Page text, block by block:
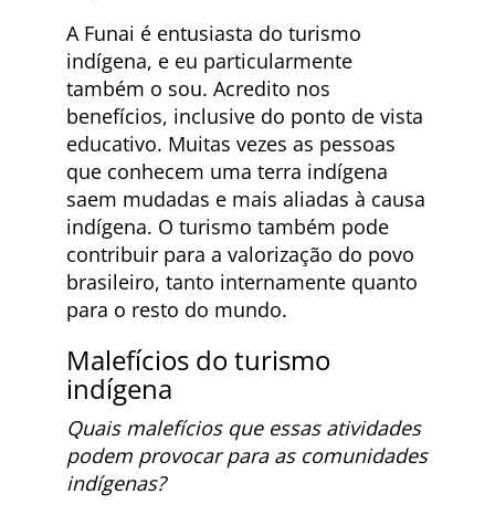
A Funai é entusiasta do turismo
indígena, e eu particularmente
também o sou. Acredito nos
benefícios, inclusive do ponto de vista
educativo. Muitas vezes as pessoas
que conhecem uma terra indígena
saem mudadas e mais aliadas à causa
indígena. O turismo também pode
contribuir para a valorização do povo
brasileiro, tanto internamente quanto
para o resto do mundo.
Malefícios do turismo
indígena
Quais malefícios que essas atividades
podem provocar para as comunidades
indígenas?